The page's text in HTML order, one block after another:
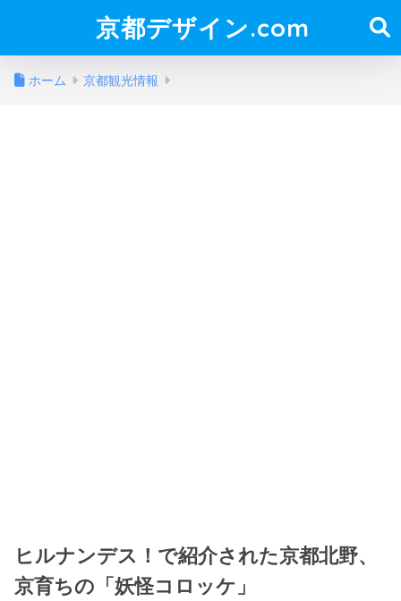
京都デザイン.com
ホーム 京都観光情報
ヒルナンデス！で紹介された京都北野、
京育ちの「妖怪コロッケ」